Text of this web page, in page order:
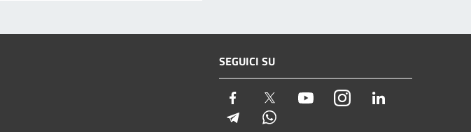
SEGUICI SU
Facebook Twitter YoutubeInstagram
Telegram